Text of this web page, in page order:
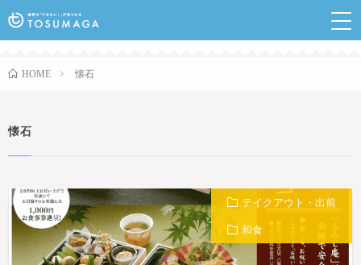
HOME 懐石
懐石
テイクアウト・出前
和食